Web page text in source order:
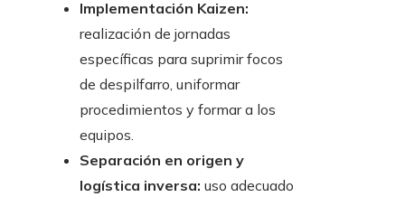
Implementación Kaizen:
realización de jornadas
específicas para suprimir focos
de despilfarro, uniformar
procedimientos y formar a los
equipos.
Separación en origen y
logística inversa: uso adecuado